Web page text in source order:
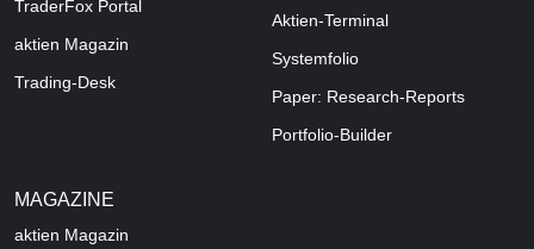
TraderFox Portal
aktien Magazin
Trading-Desk
Aktien-Terminal
Systemfolio
Paper: Research-Reports
Portfolio-Builder
MAGAZINE
aktien Magazin